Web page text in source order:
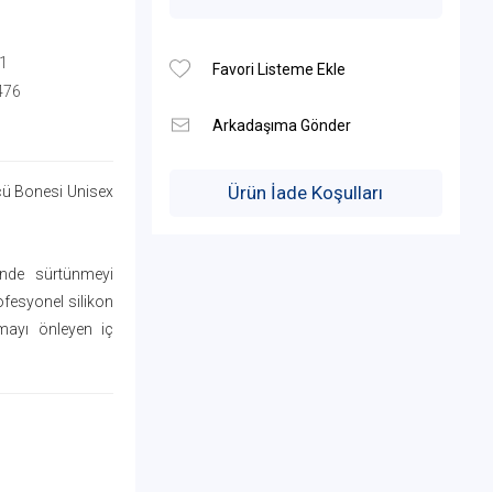
Bonesi Unisex
sürtünmeyi
silikon
önleyen iç
Ürün İade Koşulları